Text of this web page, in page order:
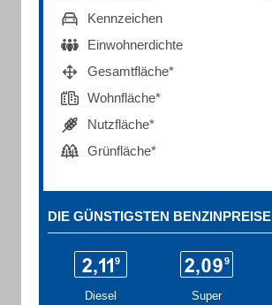
Kennzeichen
Einwohnerdichte
Gesamtfläche*
Wohnfläche*
Nutzfläche*
Grünfläche*
DIE GÜNSTIGSTEN BENZINPREISE
Diesel Super